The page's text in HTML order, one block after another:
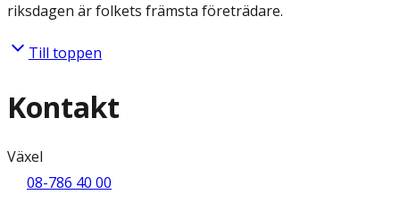
riksdagen är folkets främsta företrädare.
Till toppen
Kontakt
Växel
08-786 40 00